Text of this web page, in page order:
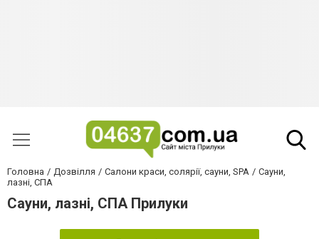
Головна Дозвілля Салони краси, солярії, сауни, SPA
Сауни,
лазні, СПА
Сауни, лазні, СПА Прилуки